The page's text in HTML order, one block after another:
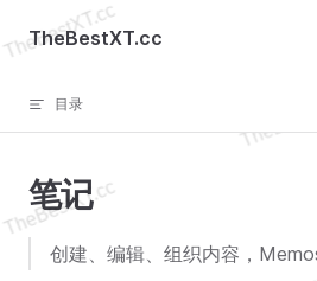
Skip to content
TheBestXT.cc
目录
笔记
创建、编辑、组织内容，